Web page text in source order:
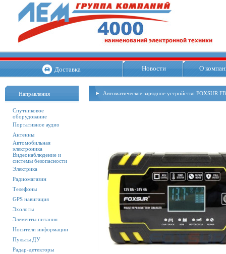
Доставка Новости О
Направления
Спутниковое
оборудование
Портативное аудио
Антенны
Автомобильная
электроника
Видеонаблюдение и
системы безопасности
Электрика
Радиомагазин
Телефоны
GPS навигация
Эхолоты
Элементы питания
Носители информации
Пульты ДУ
Радар-детекторы
Автоматическое зарядное устройство FOXSUR